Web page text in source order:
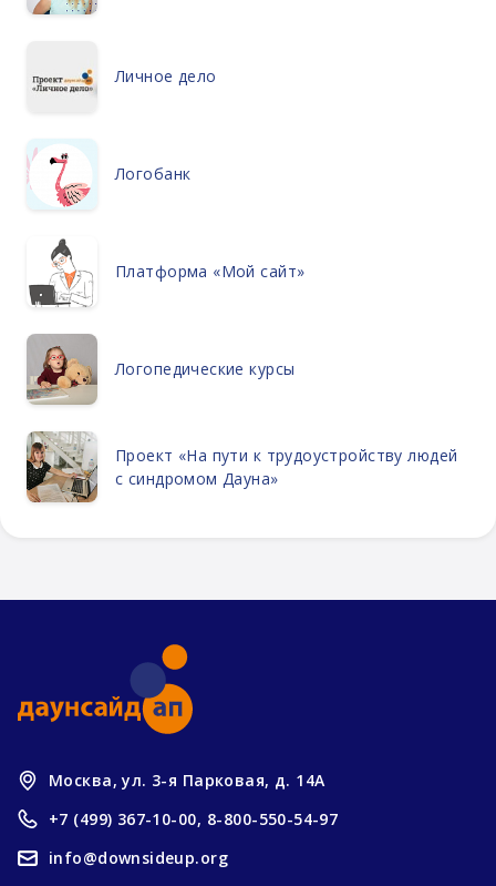
Личное дело
Логобанк
Платформа «Мой сайт»
Логопедические курсы
Проект «На пути к трудоустройству людей
с синдромом Дауна»
Москва, ул. 3-я Парковая, д. 14А
+7 (499) 367-10-00, 8-800-550-54-97
info@downsideup.org